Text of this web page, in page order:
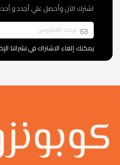
اشترك الآن وأحصل علي أجدد و
يمكنك إلغاء الاشتراك في نشراتنا